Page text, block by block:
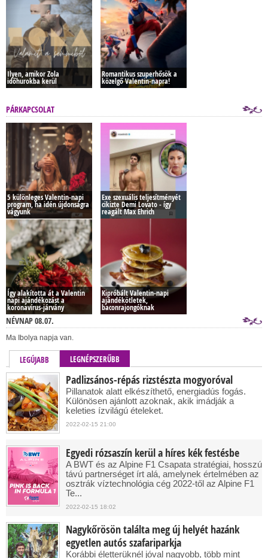
Ilyen, amikor Zola
időhurokba kerül
Romantikus szuperhősök a
közelgő Valentin-napra!
PÁRKAPCSOLAT
5 különleges Valentin-napi
program, ha idén újdonságra
vágyunk
Exe szexuális teljesítményét
cikizte Demi Lovato - így
reagált Max Ehrich
Így alakította át a Valentin
napi ajándékozást a
koronavírus-járvány
Kipróbált Valentin-napi
ajándékötletek,
baconrajongóknak
NÉVNAP 08.07.
Ma Ibolya napja van.
LEGÚJABB LEGNÉPSZERŰBB
Padlizsános-répás rizstészta mogyoróval
Pillanatok alatt elkészíthető, energiadús fogás.
Különösen ajánlott azoknak, akik imádják a
keleties ízvilágú ételeket.
2022-02-15 21:00
Egyedi rózsaszín kerül a híres kék festésbe
A BWT és az Alpine F1 Csapata stratégiai, hosszú
távú partnerséget írt alá, amelynek értelmében az
osztrák víztechnológia cég 2022-től az Alpine F1
Te...
2022-02-15 18:02
Nagykőrösön találta meg új helyét hazánk
egyetlen autós szafariparkja
Korábbi életterüknél jóval nagyobb, több mint